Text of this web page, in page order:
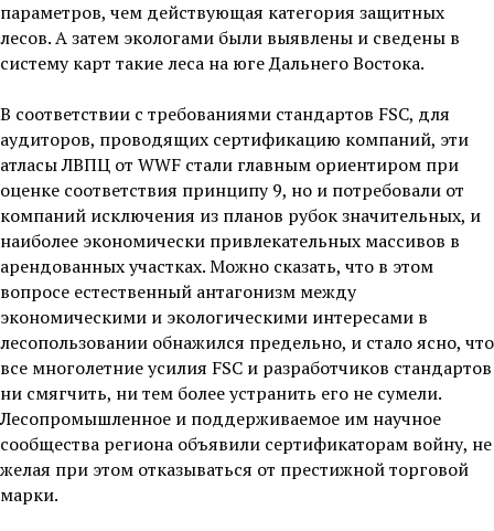
параметров, чем действующая категория защитных
лесов. А затем экологами были выявлены и сведены в
систему карт такие леса на юге Дальнего Востока.
В соответствии с требованиями стандартов FSC, для
аудиторов, проводящих сертификацию компаний, эти
атласы ЛВПЦ от WWF стали главным ориентиром при
оценке соответствия принципу 9, но и потребовали от
компаний исключения из планов рубок значительных, и
наиболее экономически привлекательных массивов в
арендованных участках. Можно сказать, что в этом
вопросе естественный антагонизм между
экономическими и экологическими интересами в
лесопользовании обнажился предельно, и стало ясно, что
все многолетние усилия FSC и разработчиков стандартов
ни смягчить, ни тем более устранить его не сумели.
Лесопромышленное и поддерживаемое им научное
сообщества региона объявили сертификаторам войну, не
желая при этом отказываться от престижной торговой
марки.